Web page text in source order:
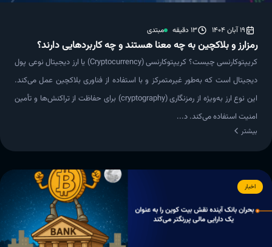
19 آبان 1404 13 دقیقه مبتدی
رمزارز و بلاکچین به چه معنا هستند و چه کاربردهایی دارند؟
کریپتوکارنسی چیست؟ کریپتوکارنسی (Cryptocurrency) یا ارز دیجیتال نوعی پول
دیجیتال است که به‌طور غیرمتمرکز و با استفاده از فناوری بلاکچین عمل می‌کند.
این نوع ارز به‌ویژه از رمزنگاری (cryptography) برای حفاظت از تراکنش‌ها و تأمین
امنیت استفاده می‌کند. د...
بیشتر
اخبار